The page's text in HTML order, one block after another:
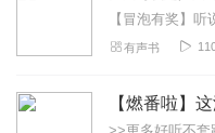
小说不错，加更，加更
听友247107088
有声书